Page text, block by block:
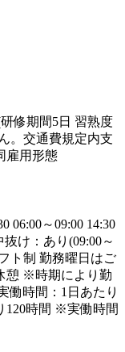
修期間5日 習熟度
。交通費規定内支
用形態
06:00～09:00 14:30
け：あり(09:00～
ト制 勤務曜日はご
憩 ※時期により勤
働時間：1日あたり
120時間 ※実働時間